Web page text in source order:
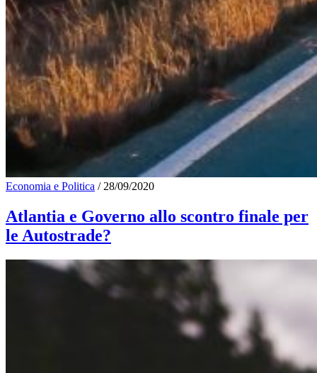
Economia e Politica / 28/09/2020
Atlantia e Governo allo scontro finale per
le Autostrade?